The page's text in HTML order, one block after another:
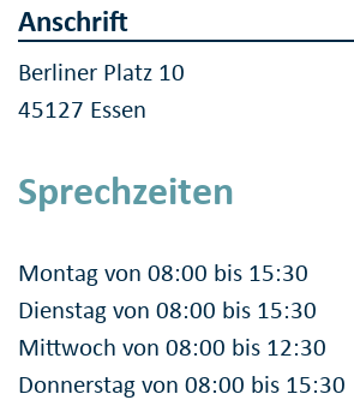
Anschrift
Berliner Platz 10
45127 Essen
Sprechzeiten
Montag von 08:00 bis 15:30
Dienstag von 08:00 bis 15:30
Mittwoch von 08:00 bis 12:30
Donnerstag von 08:00 bis 15:30